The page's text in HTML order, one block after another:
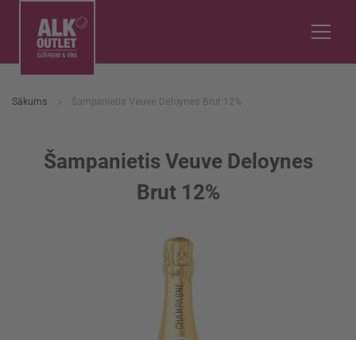
Sākums Šampanietis Veuve Deloynes Brut 12%
Šampanietis Veuve Deloynes
Brut 12%